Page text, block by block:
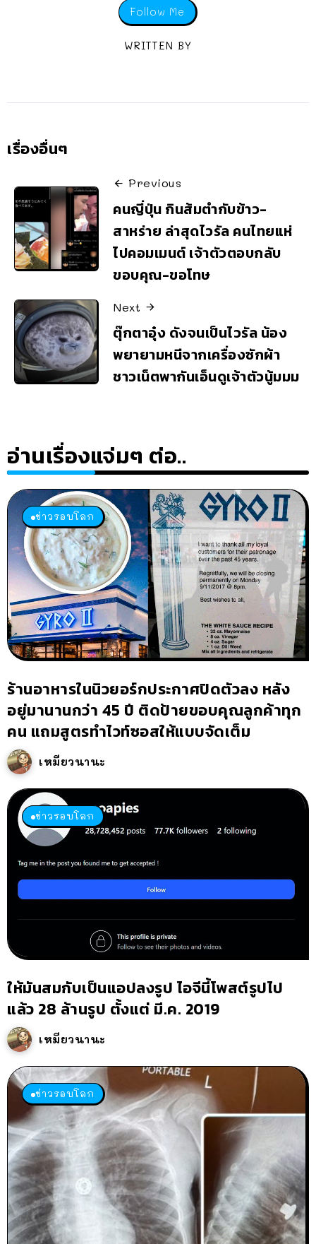
Follow Me
WRITTEN BY
เรื่องอื่นๆ
Previous
คนญี่ปุ่น กินส้มตำกับข้าว-
สาหร่าย ล่าสุดไวรัล คนไทยแห่
ไปคอมเมนต์ เจ้าตัวตอบกลับ
ขอบคุณ-ขอโทษ
Next
ตุ๊กตาอุ๋ง ดังจนเป็นไวรัล น้อง
พยายามหนีจากเครื่องซักผ้า
ชาวเน็ตพากันเอ็นดูเจ้าตัวนู้มมม
อ่านเรื่องแจ่มๆ ต่อ..
ข่าวรอบโลก
ร้านอาหารในนิวยอร์กประกาศปิดตัวลง หลัง
อยู่มานานกว่า 45 ปี ติดป้ายขอบคุณลูกค้าทุก
คน แถมสูตรทำไวท์ซอสให้แบบจัดเต็ม
เหมียวนานะ
ข่าวรอบโลก
ให้มันสมกับเป็นแอปลงรูป ไอจีนี้โพสต์รูปไป
แล้ว 28 ล้านรูป ตั้งแต่ มี.ค. 2019
เหมียวนานะ
ข่าวรอบโลก